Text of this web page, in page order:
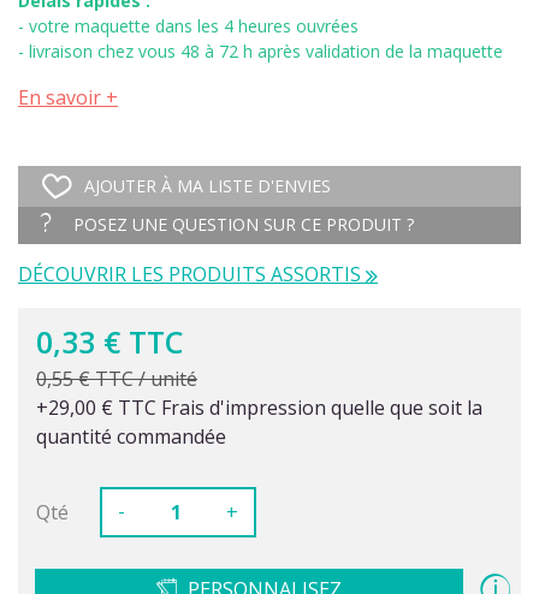
- votre maquette dans les 4 heures ouvrées
- livraison chez vous 48 à 72 h après validation de la maquette
En savoir +
AJOUTER À MA LISTE D'ENVIES
POSEZ UNE QUESTION SUR CE PRODUIT ?
DÉCOUVRIR LES PRODUITS ASSORTIS
0,33 € TTC
0,55 € TTC / unité
+29,00 € TTC Frais d'impression quelle que soit la
quantité commandée
Qté - +